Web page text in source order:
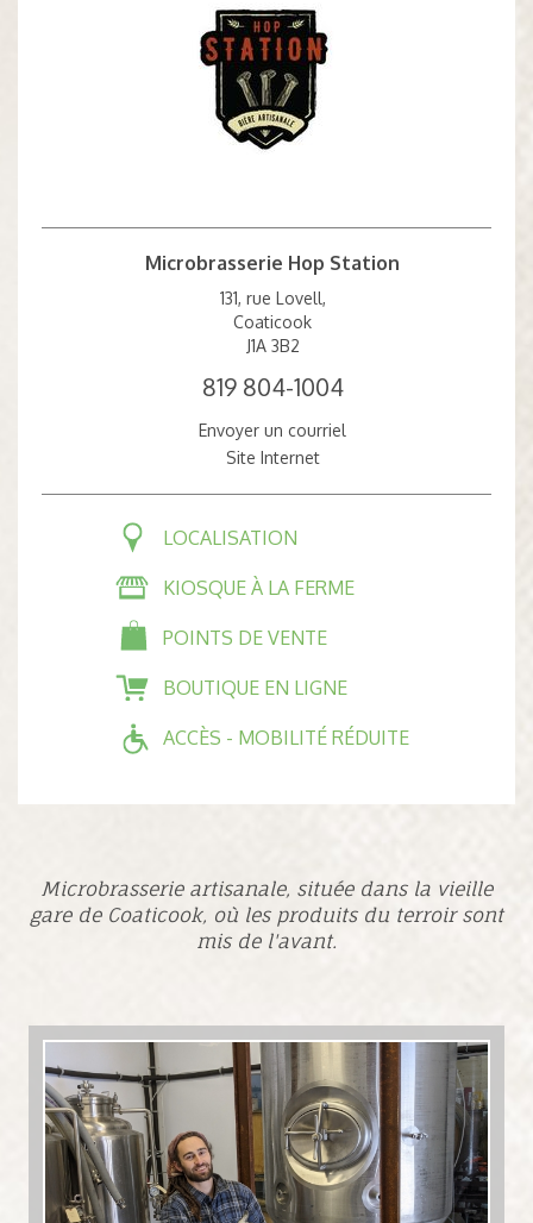
Microbrasserie Hop Station
131, rue Lovell,
Coaticook
J1A 3B2
819 804-1004
Envoyer un courriel
Site Internet
LOCALISATION
KIOSQUE À LA FERME
POINTS DE VENTE
BOUTIQUE EN LIGNE
ACCÈS - MOBILITÉ RÉDUITE
Microbrasserie artisanale, située dans la vieille
gare de Coaticook, où les produits du terroir sont
mis de l'avant.